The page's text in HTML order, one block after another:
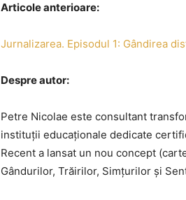
Articole anterioare:
Jurnalizarea. Episodul 1: Gândirea
Despre autor:
Petre Nicolae este consultant
instituții educaționale dedicate
Recent a lansat un nou concept
Gândurilor, Trăirilor, Simțurilor și